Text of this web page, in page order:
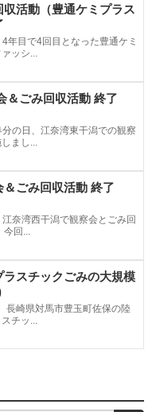
活動（豊通ケミプラス
年目で4回目となった豊通ケミ
ッシ...
＆ごみ回収活動 終了
の日、江奈湾東干潟での観察
まし...
＆ごみ回収活動 終了
奈湾西干潟で観察会とごみ回
今回...
スチックごみの大規模
長崎県対馬市豊玉町佐保の陸
チッ...